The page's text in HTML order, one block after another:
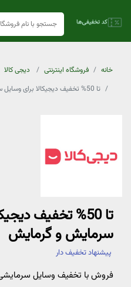
خانه فروشگاه اینترنتی
دیجی کالا
تا 50% تخفیف دیجیکالا برای وسایل سرمایش و گرمایش
تا 50% تخفیف
سرمایش و گرمایش
پیشنهاد تخفیف دار
فروش با تخفیف وسایل سرمایشی